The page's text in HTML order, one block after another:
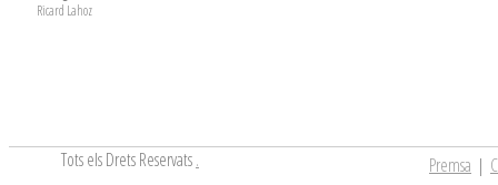
Ricard Lahoz
Tots els Drets Reservats. Premsa |